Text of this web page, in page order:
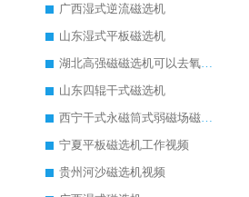
广西湿式逆流磁选机
山东湿式平板磁选机
湖北高强磁磁选机可以去氧化铝
山东四辊干式磁选机
西宁干式永磁筒式弱磁场磁选机结构图
宁夏平板磁选机工作视频
贵州河沙磁选机视频